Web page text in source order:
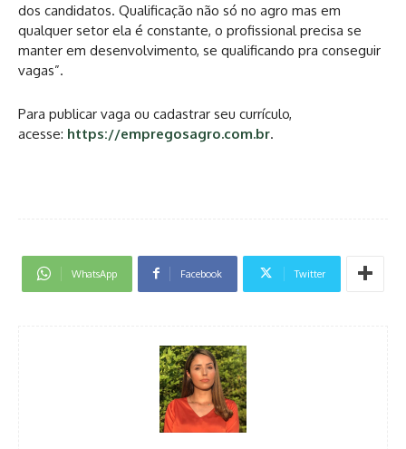
dos candidatos. Qualificação não só no agro mas em
qualquer setor ela é constante, o profissional precisa se
manter em desenvolvimento, se qualificando pra conseguir
vagas”.
Para publicar vaga ou cadastrar seu currículo,
acesse: https://empregosagro.com.br.
WhatsApp Facebook Twitter